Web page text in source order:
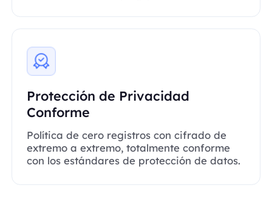
Protección de Privacidad
Conforme
Política de cero registros con cifrado de
extremo a extremo, totalmente conforme
con los estándares de protección de datos.